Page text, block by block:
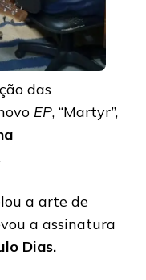
das
EP, “Martyr”,
a arte de
a assinatura
Dias.